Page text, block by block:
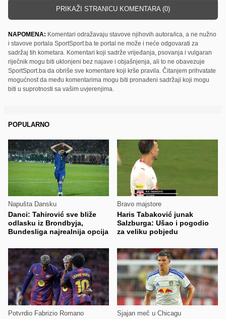
PRIKAŽI STRANICU KOMENTARA (0)
NAPOMENA: Komentari odražavaju stavove njihovih autora/ica, a ne nužno
i stavove portala SportSport.ba te portal ne može i neće odgovarati za
sadržaj tih kometara. Komentari koji sadrže vrijeđanja, psovanja i vulgaran
riječnik mogu biti uklonjeni bez najave i objašnjenja, ali to ne obavezuje
SportSport.ba da obriše sve komentare koji krše pravila. Čitanjem prihvatate
mogućnost da među komentarima mogu biti pronađeni sadržaji koji mogu
biti u suprotnosti sa vašim uvjerenjima.
POPULARNO
Napušta Dansku
Danci: Tahirović sve bliže
odlasku iz Brondbyja,
Bundesliga najrealnija opcija
Bravo majstore
Haris Tabaković junak
Salzburga: Ušao i pogodio
za veliku pobjedu
Potvrdio Fabrizio Romano Sjajan meč u Chicagu